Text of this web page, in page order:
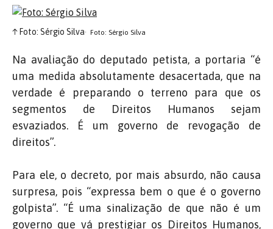
↑Foto: Sérgio Silva Foto: Sérgio Silva
Na avaliação do deputado petista, a portaria “é
uma medida absolutamente desacertada, que na
verdade é preparando o terreno para que os
segmentos de Direitos Humanos sejam
esvaziados. É um governo de revogação de
direitos”.
Para ele, o decreto, por mais absurdo, não causa
surpresa, pois “expressa bem o que é o governo
golpista”. “É uma sinalização de que não é um
governo que vá prestigiar os Direitos Humanos,